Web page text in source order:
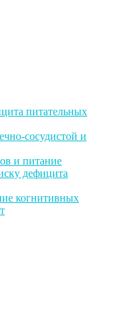
питательных
сосудистой и
и питание
дефицита
когнитивных